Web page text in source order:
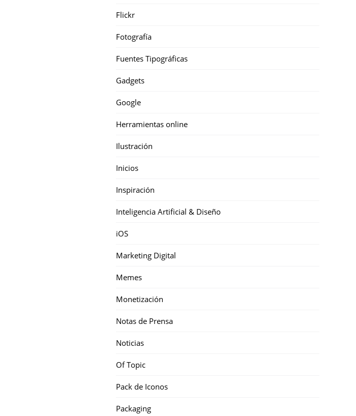
Flickr
Fotografía
Fuentes Tipográficas
Gadgets
Google
Herramientas online
Ilustración
Inicios
Inspiración
Inteligencia Artificial & Diseño
iOS
Marketing Digital
Memes
Monetización
Notas de Prensa
Noticias
Of Topic
Pack de Iconos
Packaging